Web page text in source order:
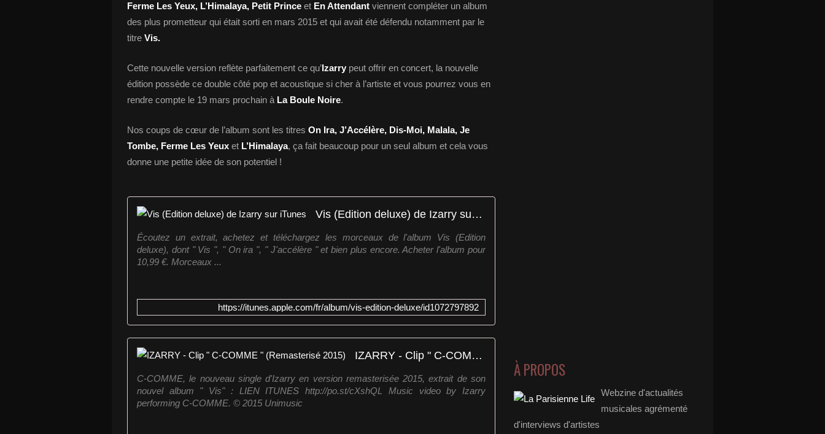
Ferme Les Yeux, L’Himalaya, Petit Prince et En Attendant viennent compléter un album
des plus prometteur qui était sorti en mars 2015 et qui avait été défendu notamment par le
titre Vis.
Cette nouvelle version reflète parfaitement ce qu’Izarry peut offrir en concert, la nouvelle
édition possède ce double côté pop et acoustique si cher à l’artiste et vous pourrez vous en
rendre compte le 19 mars prochain à La Boule Noire.
Nos coups de cœur de l’album sont les titres On Ira, J’Accélère, Dis-Moi, Malala, Je
Tombe, Ferme Les Yeux et L’Himalaya, ça fait beaucoup pour un seul album et cela vous
donne une petite idée de son potentiel !
Vis (Edition deluxe) de Izarry sur iTunes
Écoutez un extrait, achetez et téléchargez les morceaux de l'album Vis (Edition
deluxe), dont " Vis ", " On ira ", " J'accélère " et bien plus encore. Acheter l'album pour
10,99 €. Morceaux ...
https://itunes.apple.com/fr/album/vis-edition-deluxe/id1072797892
IZARRY - Clip " C-COMME " (Remasterisé 2015)
C-COMME, le nouveau single d'Izarry en version remasterisée 2015, extrait de son
nouvel album " Vis" : LIEN ITUNES http://po.st/cXshQL Music video by Izarry
performing C-COMME. © 2015 Unimusic
À PROPOS
Webzine d'actualités
musicales agrémenté
d'interviews d'artistes